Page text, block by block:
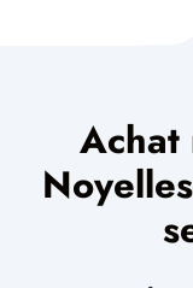
Achat